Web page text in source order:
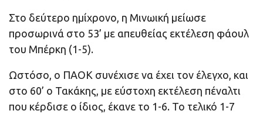
Στο δεύτερο ημίχρονο, η Μινωική μείωσε
προσωρινά στο 53’ με απευθείας εκτέλεση φάουλ
του Μπέρκη (1-5).
Ωστόσο, ο ΠΑΟΚ συνέχισε να έχει τον έλεγχο, και
στο 60’ ο Τακάκης, με εύστοχη εκτέλεση πέναλτι
που κέρδισε ο ίδιος, έκανε το 1-6. Το τελικό 1-7